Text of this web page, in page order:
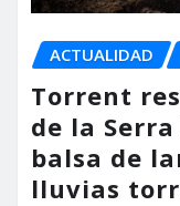
ACTUALIDAD
Torrent
de la
balsa de
lluvias